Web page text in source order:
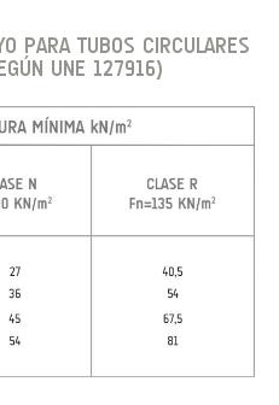
PARA TUBOS CIRCULARES
UNE 127916)